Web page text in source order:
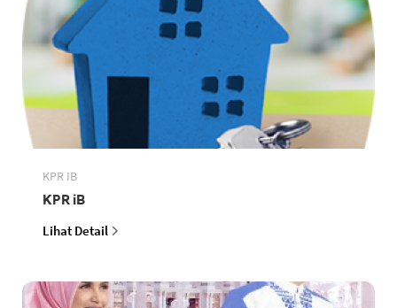
KPR IB
KPR iB
Lihat Detail